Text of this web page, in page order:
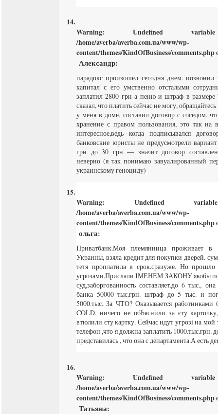
Warning: Undefined
/home/averba/averba.com.ua/www/wp-
content/themes/KindOfBusiness/comments.php
Александр:
парадокс произошел сегодня днем.
капитал с его умственно отсталыми
заплатил 2800 грн а пеню и штраф в
сказал, что платить сейчас не могу,
у меня в доме, составил договор с соседом,
хранение с правом пользования, это так на
интересное,ведь когда подписывался
банковские юристы не предусмотрели
грн до 30 грн — значит договор
неверно (я так понимаю завуалированный
украинскому геноциду)
Warning: Undefined
/home/averba/averba.com.ua/www/wp-
content/themes/KindOfBusiness/comments.php
ольга:
Приватбанк.Моя племянница проживает в
Украины, взяла кредит для покупки дверей.
тетя проплатила в срок,сразуже. Но
угрозами,Прислали ІМЕНЕМ ЗАКОНУ якобы по
суд,заборгованность составляет.до 6 тыс.,
банка 50000 тыс.грн. штраф до 5 тыс. и
5000.тыс. За ЧТО? Оказывается работниками
COLD, ничего не обЬяснили за єту
втюлили єту картку. Сейчас идут угрозі на
телефон ,что я должна заплатить 1000.тыс.грн.
представилась , что она с департамента.А есть
Warning: Undefined
/home/averba/averba.com.ua/www/wp-
content/themes/KindOfBusiness/comments.php
Татьяна: